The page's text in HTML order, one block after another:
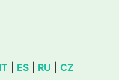
IT ES RU CZ